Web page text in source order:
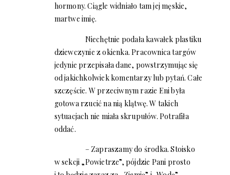
hormony. Ciągle widniało tam jej męskie,
martwe imię.
Niechętnie podała kawałek plastiku
dziewczynie z okienka. Pracownica targów
jedynie przepisała dane, powstrzymując się
od jakichkolwiek komentarzy lub pytań. Całe
szczęście. W przeciwnym razie Eni była
gotowa rzucić na nią klątwę. W takich
sytuacjach nie miała skrupułów. Potrafiła
oddać.
– Zapraszamy do środka. Stoisko
w sekcji „Powietrze”, pójdzie Pani prosto